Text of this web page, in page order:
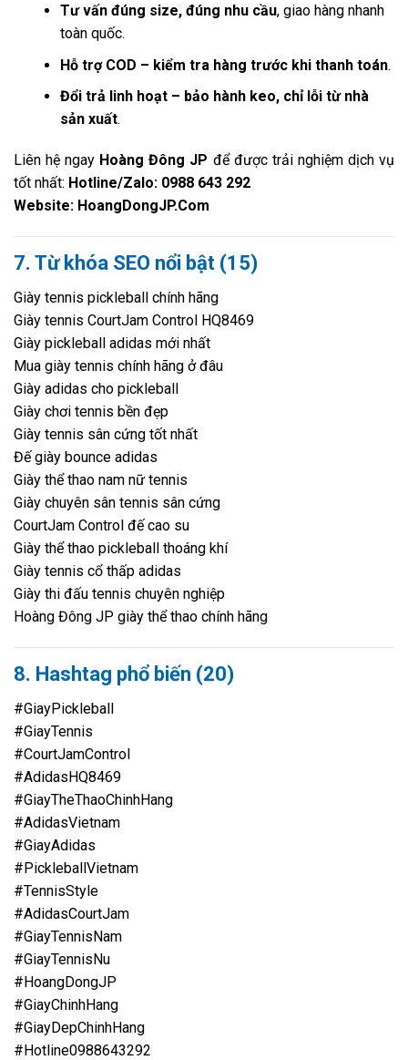
Tư vấn đúng size, đúng nhu cầu, giao hàng nhanh
toàn quốc.
Hỗ trợ COD – kiểm tra hàng trước khi thanh toán.
Đổi trả linh hoạt – bảo hành keo, chỉ lỗi từ nhà
sản xuất.
Liên hệ ngay Hoàng Đông JP để được trải nghiệm dịch vụ
tốt nhất: Hotline/Zalo: 0988 643 292
Website: HoangDongJP.Com
7. Từ khóa SEO nổi bật (15)
Giày tennis pickleball chính hãng
Giày tennis CourtJam Control HQ8469
Giày pickleball adidas mới nhất
Mua giày tennis chính hãng ở đâu
Giày adidas cho pickleball
Giày chơi tennis bền đẹp
Giày tennis sân cứng tốt nhất
Đế giày bounce adidas
Giày thể thao nam nữ tennis
Giày chuyên sân tennis sân cứng
CourtJam Control đế cao su
Giày thể thao pickleball thoáng khí
Giày tennis cổ thấp adidas
Giày thi đấu tennis chuyên nghiệp
Hoàng Đông JP giày thể thao chính hãng
8. Hashtag phổ biến (20)
#GiayPickleball
#GiayTennis
#CourtJamControl
#AdidasHQ8469
#GiayTheThaoChinhHang
#AdidasVietnam
#GiayAdidas
#PickleballVietnam
#TennisStyle
#AdidasCourtJam
#GiayTennisNam
#GiayTennisNu
#HoangDongJP
#GiayChinhHang
#GiayDepChinhHang
#Hotline0988643292